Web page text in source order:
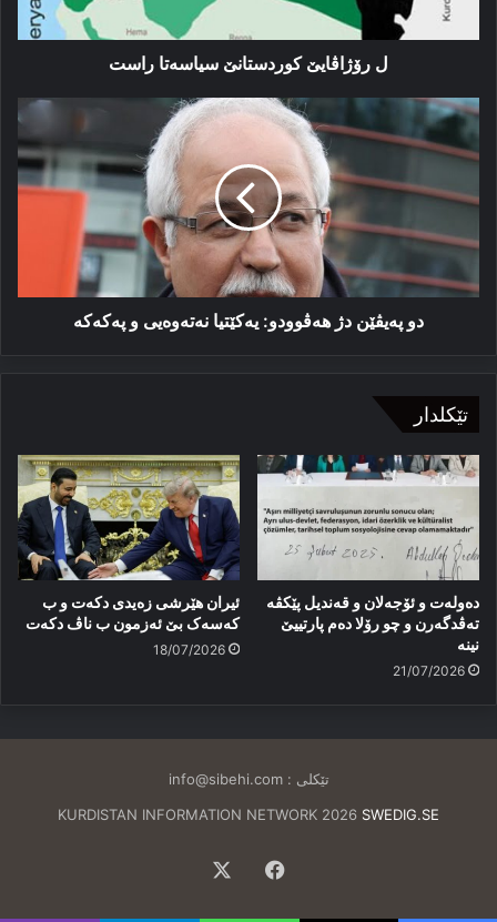
ل رۆژاڤایێ کوردستانێ سیاسەتا راست
دو
په‌یڤێن
دژ
هه‌ڤوودو:
یه‌کێتیا
نه‌ته‌وه‌یی
و
پەکەکە
دو په‌یڤێن دژ هه‌ڤوودو: یه‌کێتیا نه‌ته‌وه‌یی و پەکەکە
تێکلدار
دەولەت و ئۆجەلان و قەندیل پێکڤە
تەڤدگەرن و چو رۆلا دەم پارتییێ
نینە
21/07/2026
ئیران هێرشی زەیدی دکەت و ب
کەسەک بێ ئەزمون ب ناڤ دکەت
18/07/2026
تێکلی :info@sibehi.com
KURDISTAN INFORMATION NETWORK 2026 SWEDIG.SE
Facebook